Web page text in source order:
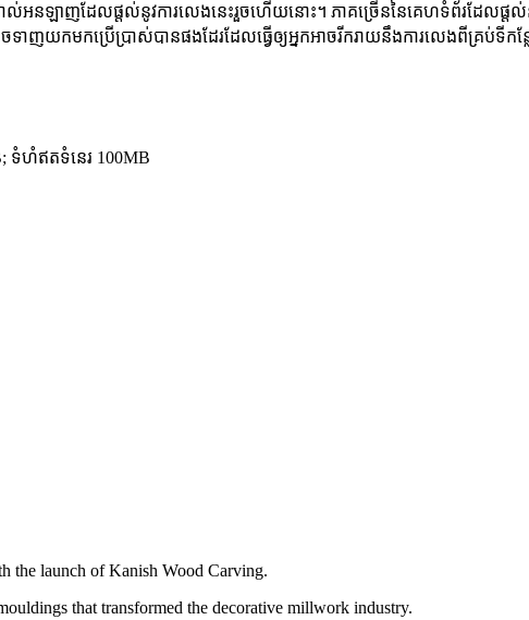
ាល់អនឡាញដែលផ្តល់នូវការលេងនេះរួចហើយនោះ។ ភាគច្រើននៃគេហទំព័រដែលផ្ត
ចទាញយកមកប្រើប្រាស់បានផងដែរដែលធ្វើឲ្យអ្នកអាចរីករាយនឹងការលេងពីគ្រប់
ទំហំឥតទំនេរ 100MB
the launch of Kanish Wood Carving.
that transformed the decorative millwork industry.